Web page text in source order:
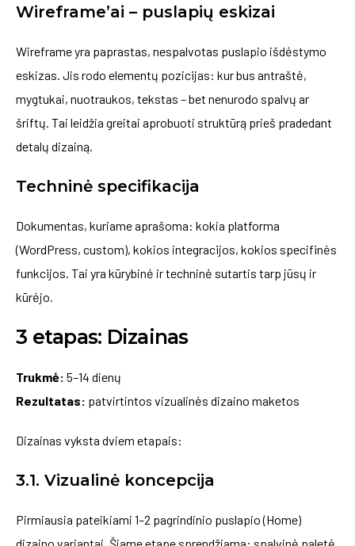
Wireframe’ai – puslapių eskizai
Wireframe yra paprastas, nespalvotas puslapio išdėstymo
eskizas. Jis rodo elementų pozicijas: kur bus antraštė,
mygtukai, nuotraukos, tekstas – bet nenurodo spalvų ar
šriftų. Tai leidžia greitai aprobuoti struktūrą prieš pradedant
detalų dizainą.
Techninė specifikacija
Dokumentas, kuriame aprašoma: kokia platforma
(WordPress, custom), kokios integracijos, kokios specifinės
funkcijos. Tai yra kūrybinė ir techninė sutartis tarp jūsų ir
kūrėjo.
3 etapas: Dizainas
Trukmė: 5–14 dienų
Rezultatas: patvirtintos vizualinės dizaino maketos
Dizainas vyksta dviem etapais:
3.1. Vizualinė koncepcija
Pirmiausia pateikiami 1–2 pagrindinio puslapio (Home)